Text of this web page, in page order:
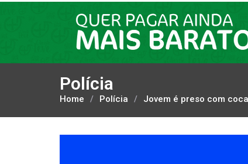
Polícia
Home / Polícia / Jovem é preso com